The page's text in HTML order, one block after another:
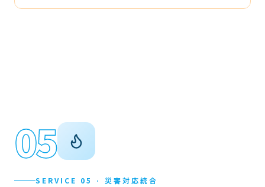
05
SERVICE 05 · 災害対応統合